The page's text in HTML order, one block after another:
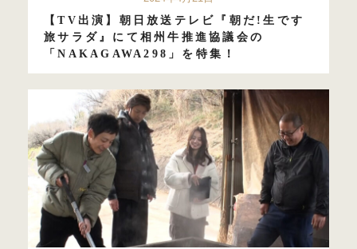
【TV出演】朝日放送テレビ『朝だ!生です
旅サラダ』にて相州牛推進協議会の
「NAKAGAWA298」を特集！